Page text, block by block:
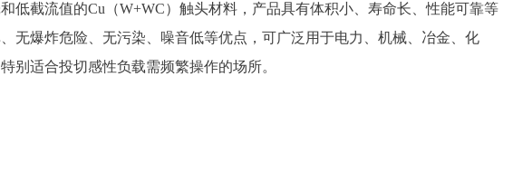
低截流值的Cu（W+WC）触头材料，产品具有体积小、寿命长、性能可靠等
无爆炸危险、无污染、噪音低等优点，可广泛用于电力、机械、冶金、化
别适合投切感性负载需频繁操作的场所。